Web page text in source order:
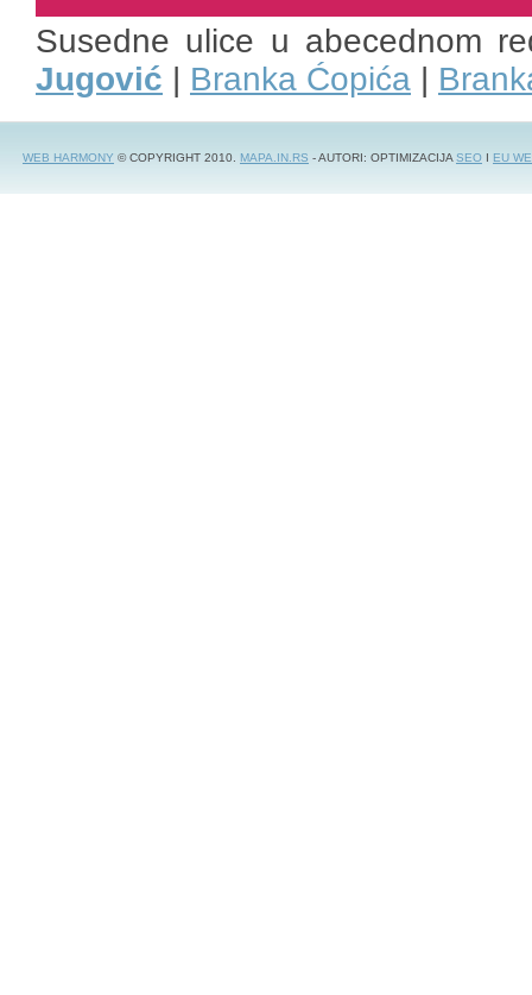
Susedne ulice u abecednom
Jugović | Branka Ćopića |
WEB HARMONY © COPYRIGHT 2010. MAPA.IN.RS - AUTORI: OPTIMIZACIJASEO I EU